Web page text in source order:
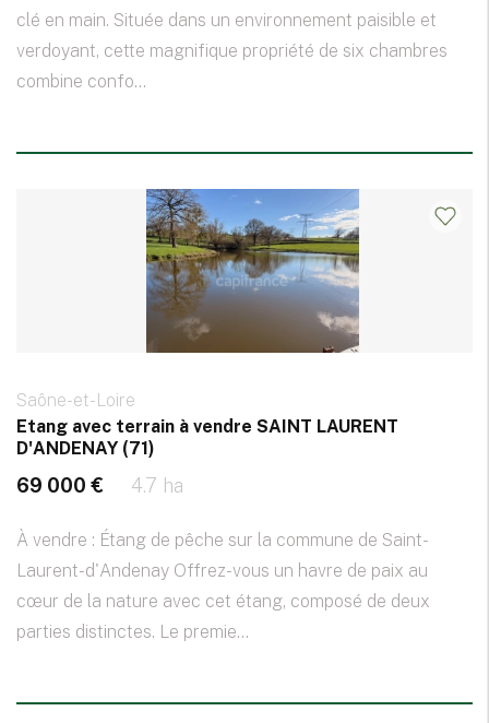
clé en main. Située dans un environnement paisible et
verdoyant, cette magnifique propriété de six chambres
combine confo...
Saône-et-Loire
Etang avec terrain à vendre SAINT LAURENT
D'ANDENAY (71)
69 000 € 4.7 ha
À vendre : Étang de pêche sur la commune de Saint-
Laurent-d'Andenay Offrez-vous un havre de paix au
cœur de la nature avec cet étang, composé de deux
parties distinctes. Le premie...